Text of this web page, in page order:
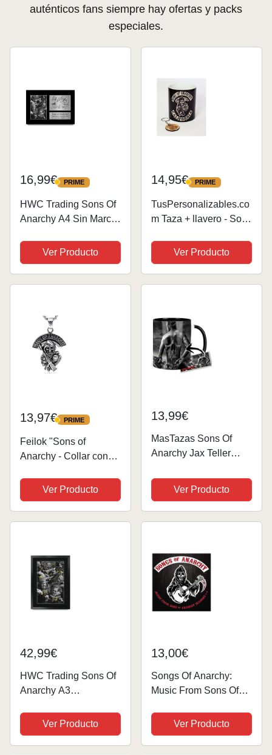
auténticos fans siempre hay ofertas y packs
especiales.
16,99€ PRIME
PRIME
HWC Trading Sons Of
Anarchy A4 Sin Marco
Visualización De Fotos
De Impresión De
Imagen Impresa
Programa De Tv
Ver Producto
14,95€ PRIME
PRIME
TusPersonalizables.co
m Taza + llavero - Sons
California + llavero)
Ver Producto
13,97€ PRIME
PRIME
Feilok "Sons of
Anarchy - Collar con
inoxidable, diseño de
calavera con arma de
fuego, color plateado,
Ver Producto
13,99€
MasTazas Sons Of
Anarchy Jax Teller
Taza Ceramica Interior
y Asa Negra
Ver Producto
42,99€
HWC Trading Sons Of
Anarchy A3
Visualización De Fotos
De Impresión De
Imagen Impresa
Ver Producto
13,00€
Songs Of Anarchy:
Music From Sons Of
Ver Producto